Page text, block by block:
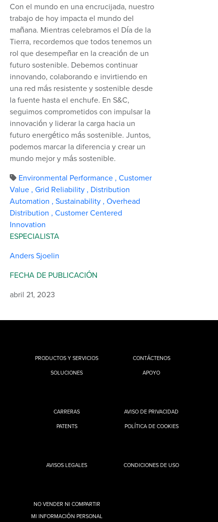
Con el mundo en una encrucijada, nuestro
trabajo de hoy impacta el mundo del
mañana. Mientras celebramos el Día de la
Tierra, recordemos que todos tenemos un
rol que desempeñar en la creación de un
futuro sostenible. Debemos continuar
innovando, colaborando e invirtiendo en
una red más resistente y sostenible desde
la fuente hasta el enchufe. En S&C,
seguimos comprometidos con impulsar la
innovación y liderar la carga hacia un
futuro energético más sostenible. Juntos,
podemos marcar la diferencia y crear un
mundo mejor y más sostenible.
Environmental Performance , Customer
Value , Grid Reliability , Distribution
Automation , Sustainability , Overhead
Distribution , Customer Centered
Innovation
ESPECIALISTA
Anders Sjoelin
FECHA DE PUBLICACIÓN
abril 21, 2023
PRODUCTOS Y SERVICIOS
SOLUCIONES
CONTÁCTENOS
APOYO
CARRERAS
PATENTS
AVISO DE PRIVACIDAD
POLÍTICA DE COOKIES
AVISOS LEGALES CONDICIONES DE USO
NO VENDER NI COMPARTIR
MI INFORMACIÓN PERSONAL